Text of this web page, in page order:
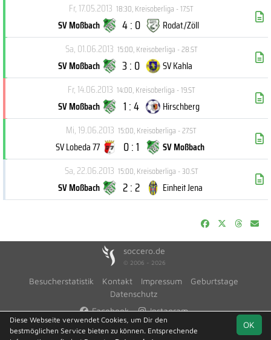
Fr, 17.05.2013 18:30,Kreisoberliga - 17.ST
SV Moßbach 4 : 0
Rodat./Zöll
Sa, 01.06.2013 15:00,Kreisoberliga - 28.ST
SV Moßbach 3 : 0
SV Kahla
Fr, 14.06.2013 14:00,Kreisoberliga - 19.ST
SV Moßbach 1 : 4
Hirschberg
Mi, 19.06.2013 15:00,Kreisoberliga - 27.ST
SV Lobeda 77 0 : 1
SV Moßbach
Sa, 22.06.2013 15:00,Kreisoberliga - 30.ST
SV Moßbach 2 : 2 Einheit Jena
soccero.de
© 2006 - 2026
Besucherstatistik Kontakt Impressum
Geburtstage
Datenschutz
Facebook
Instagram
OK
Diese Webseite verwendet Cookies, um Dir den
bestmöglichen Service bieten zu können. Entsprechende